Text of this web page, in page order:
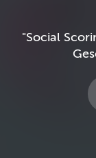
"Social